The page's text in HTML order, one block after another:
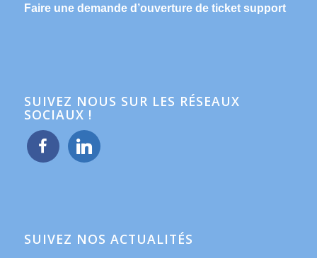
Faire une demande d’ouverture de ticket support
SUIVEZ NOUS SUR LES RÉSEAUX
SOCIAUX !
facebook linkedin
SUIVEZ NOS ACTUALITÉS